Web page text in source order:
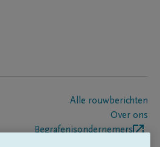
Alle rouwberichten
Over ons
Begrafenisondernemers